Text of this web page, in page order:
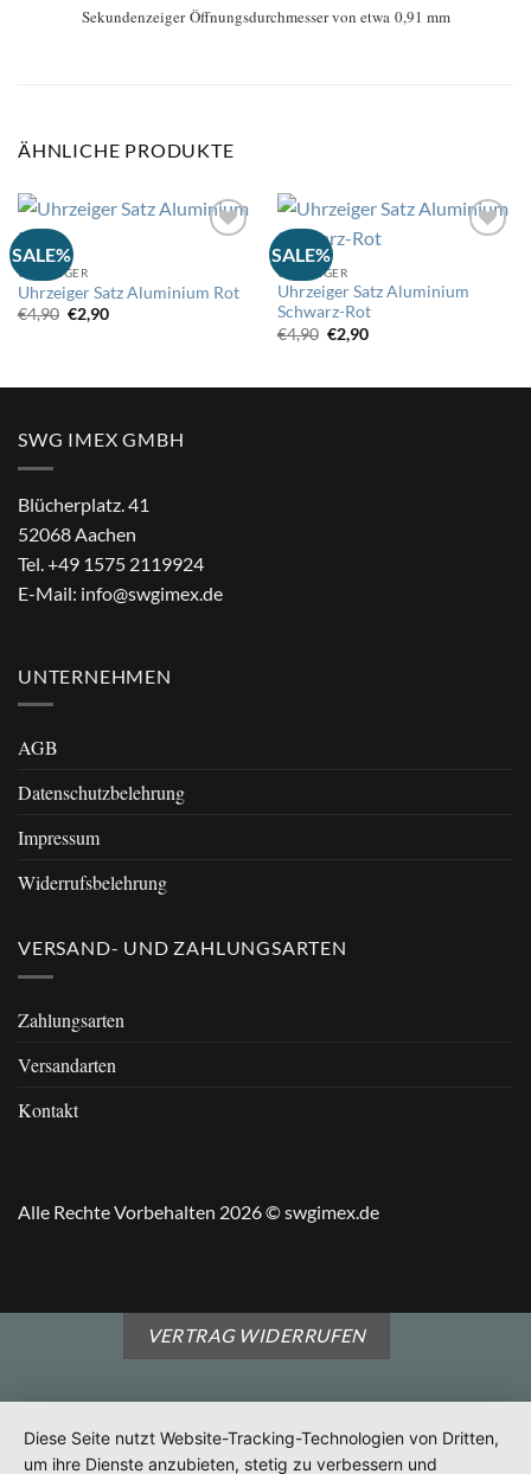
Sekundenzeiger Öffnungsdurchmesser von etwa 0,91 mm
ÄHNLICHE PRODUKTE
SALE%
die
UHRZEIGER
Uhrzeiger Satz Aluminium Rot
€4,90 Ursprünglicher
Preis
€2,90Aktueller
SALE%
die
UHRZEIGER
Uhrzeiger Satz Aluminium
Schwarz-Rot
€4,90 Ursprünglicher
Preis
€2,90Aktueller
SWG IMEX GMBH
Blücherplatz. 41
52068 Aachen
Tel.+49 1575 2119924
E-Mail: info@swgimex.de
UNTERNEHMEN
AGB
Datenschutzbelehrung
Impressum
Widerrufsbelehrung
VERSAND- UND ZAHLUNGSARTEN
Zahlungsarten
Versandarten
Kontakt
Alle Rechte Vorbehalten 2026 © swgimex.de
VERTRAG WIDERRUFEN
Diese Seite nutzt Website-Tracking-Technologien von Dritten,
um ihre Dienste anzubieten, stetig zu verbessern und